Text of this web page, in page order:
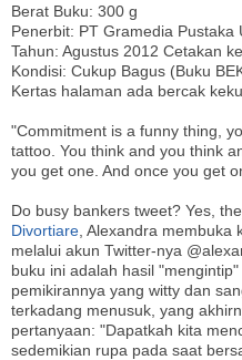
Berat Buku: 300 g
Penerbit: PT Gramedia Pustaka
Tahun: Agustus 2012 Cetakan
Kondisi: Cukup Bagus (Buku
Kertas halaman ada bercak
"Commitment is a funny thing,
tattoo. You think and you think
you get one. And once you get
Do busy bankers tweet? Yes,
Divortiare , Alexandra
melalui akun Twitter-nya
buku ini adalah hasil
pemikirannya yang witty dan
terkadang menusuk, yang
pertanyaan: "Dapatkah kita
sedemikian rupa pada saat